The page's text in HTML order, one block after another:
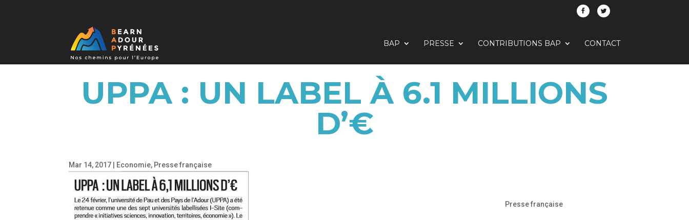
BAP PRESSE CONTRIBUTIONS BAP CONTACT
UPPA : UN LABEL À 6.1 MILLIONS
D’€
Mar 14, 2017 Economie, Presse française
Presse française